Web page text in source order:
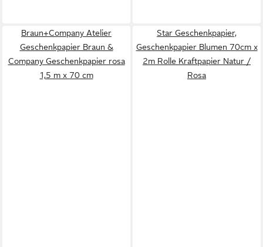
Braun+Company Atelier
Geschenkpapier Braun &
Company Geschenkpapier rosa
1,5 m x 70 cm
Star Geschenkpapier,
Geschenkpapier Blumen 70cm x
2m Rolle Kraftpapier Natur /
Rosa